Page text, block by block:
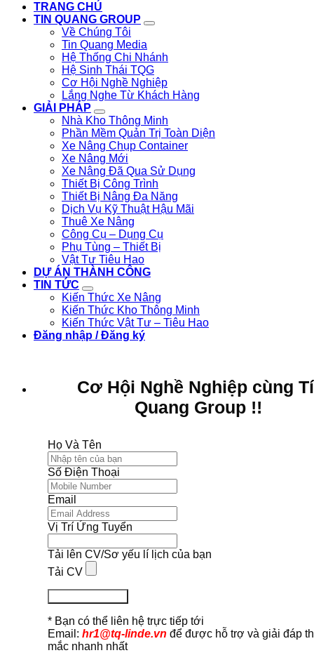
TRANG CHỦ
TIN QUANG GROUP
Về Chúng Tôi
Tin Quang Media
Hệ Thống Chi Nhánh
Hệ Sinh Thái TQG
Cơ Hội Nghề Nghiệp
Lắng Nghe Từ Khách Hàng
GIẢI PHÁP
Nhà Kho Thông Minh
Phần Mềm Quản Trị Toàn Diện
Xe Nâng Chụp Container
Xe Nâng Mới
Xe Nâng Đã Qua Sử Dụng
Thiết Bị Công Trình
Thiết Bị Nâng Đa Năng
Dịch Vụ Kỹ Thuật Hậu Mãi
Thuê Xe Nâng
Công Cụ – Dụng Cụ
Phụ Tùng – Thiết Bị
Vật Tư Tiêu Hao
DỰ ÁN THÀNH CÔNG
TIN TỨC
Kiến Thức Xe Nâng
Kiến Thức Kho Thông Minh
Kiến Thức Vật Tư – Tiêu Hao
Đăng nhập / Đăng ký
Cơ Hội Nghề Nghiệp cùng
Quang Group !!
Họ Và Tên
Số Điện Thoại
Email
Vị Trí Ứng Tuyển
Tải lên CV/Sơ yếu lí lịch của bạn
Tải CV
* Bạn có thể liên hệ trực tiếp tới
Email: hr1@tq-linde.vn để được hỗ trợ và giải đáp
mắc nhanh nhất